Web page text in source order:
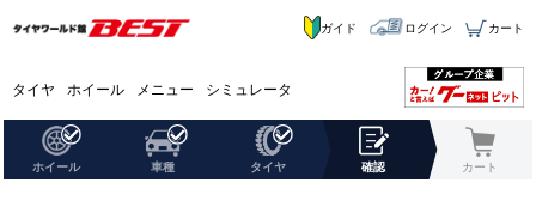
タイヤ ホイール メニュー シミュレータ
ガイド ログイン カート
ホイール 車種 タイヤ 確認 カート